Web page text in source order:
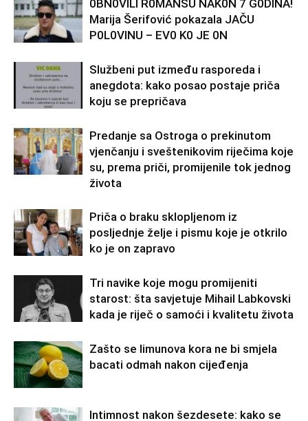
0BN0VlLl R0MANSU NAK0N 7 G0DlNA!
Marija Šerifović pokazala JAČU
P0L0VINU – EV0 K0 JE 0N
Službeni put između rasporeda i
anegdota: kako posao postaje priča
koju se prepričava
Predanje sa Ostroga o prekinutom
vjenčanju i sveštenikovim riječima koje
su, prema priči, promijenile tok jednog
života
Priča o braku sklopljenom iz
posljednje želje i pismu koje je otkrilo
ko je on zapravo
Tri navike koje mogu promijeniti
starost: šta savjetuje Mihail Labkovski
kada je riječ o samoći i kvalitetu života
Zašto se limunova kora ne bi smjela
bacati odmah nakon cijeđenja
Intimnost nakon šezdesete: kako se